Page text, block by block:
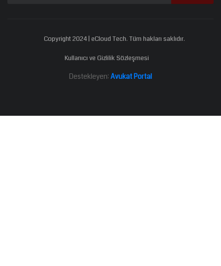
Copyright 2024 | eCloud Tech. Tüm hakları saklıdır.
Kullanıcı ve Gizlilik Sözleşmesi
Destekleyen: Avukat Portal